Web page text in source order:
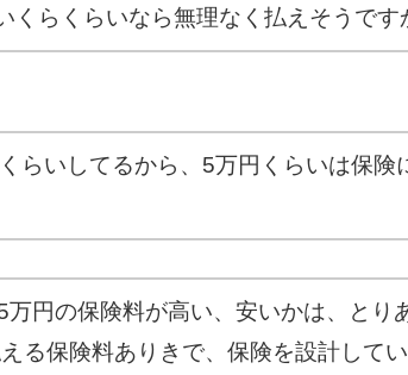
くらくらいなら無理なく払えそうです
らいしてるから、5万円くらいは保険
万円の保険料が高い、安いかは、とり
る保険料ありきで、保険を設計して